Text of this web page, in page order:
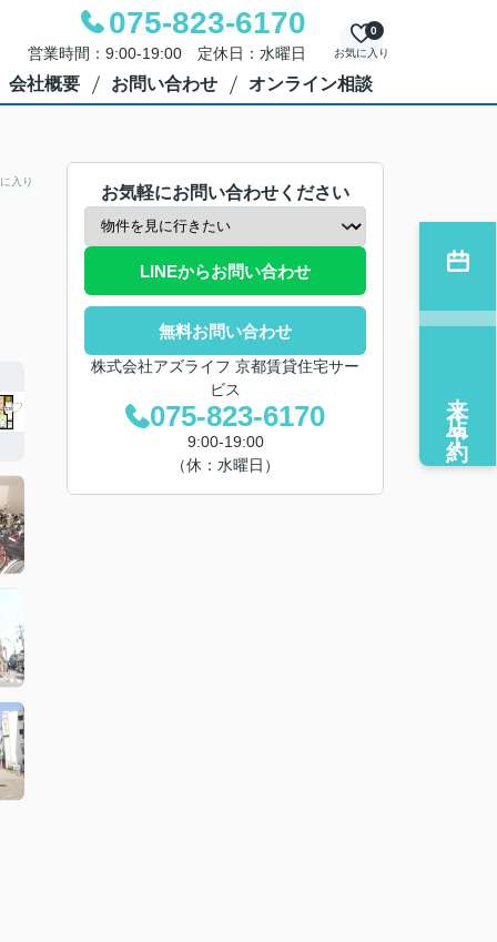
075-823-6170
営業時間：9:00-19:00 定休日：水曜日 お気に入り
0
会社概要 お問い合わせ オンライン相談
入り
お気軽にお問い合わせください
LINEからお問い合わせ
無料お問い合わせ
株式会社アズライフ 京都賃貸住宅サー
ビス
075-823-6170
9:00-19:00
（休：水曜日）
来店予約